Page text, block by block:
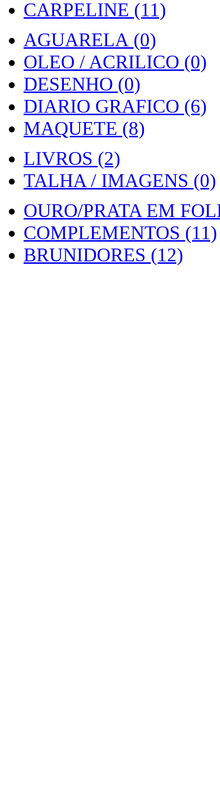
CARPELINE (11)
AGUARELA (0)
OLEO / ACRILICO (0)
DESENHO (0)
DIARIO GRAFICO (6)
MAQUETE (8)
LIVROS (2)
TALHA / IMAGENS (0)
OURO/PRATA EM
COMPLEMENTOS (11)
BRUNIDORES (12)